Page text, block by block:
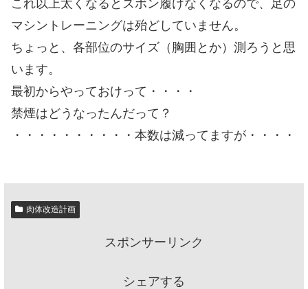
これ以上太くなるとズボン履けなくなるので、足の
マシントレーニングは殆どしていません。
ちょっと、各部位のサイズ（胸囲とか）測ろうと思
います。
最初からやっておけって・・・・
禁煙はどうなったんだって？
・・・・・・・・・・本数は減ってますが・・・・
肉体改造計画
スポンサーリンク
シェアする